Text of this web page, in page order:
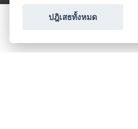
ประเภทธุรกิจไมซ์
ปฎิเสธทั้งหมด